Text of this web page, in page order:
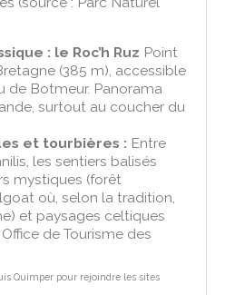
: le Roc’h Ruz Point
(385 m), accessible
de Botmeur. Panorama
surtout au coucher du
et tourbières : Entre
les sentiers balisés
mystiques (forêt
où, selon la tradition,
et paysages celtiques
de Tourisme des
Quimper pour rejoindre les sites